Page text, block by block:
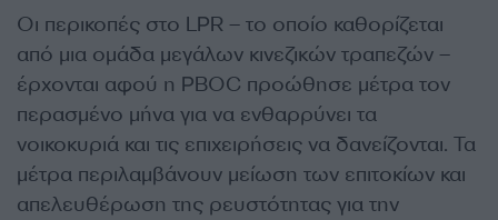
Οι περικοπές στο LPR – το οποίο καθορίζεται
από μια ομάδα μεγάλων κινεζικών τραπεζών –
έρχονται αφού η PBOC προώθησε μέτρα τον
περασμένο μήνα για να ενθαρρύνει τα
νοικοκυριά και τις επιχειρήσεις να δανείζονται. Τα
μέτρα περιλαμβάνουν μείωση των επιτοκίων και
απελευθέρωση της ρευστότητας για την